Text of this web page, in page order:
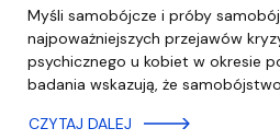
Myśli samobójcze i próby
najpoważniejszych przejawów
psychicznego u kobiet w okresie
badania wskazują, że
CZYTAJ DALEJ